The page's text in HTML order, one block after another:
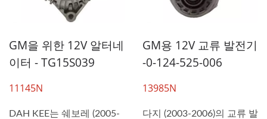
GM을 위한 12V 알터네
이터 - TG15S039
11145N
DAH KEE는 쉐보레 (2005-
GM용 12V 교류 발전기
-0-124-525-006
13985N
다지 (2003-2006)의 교류 발